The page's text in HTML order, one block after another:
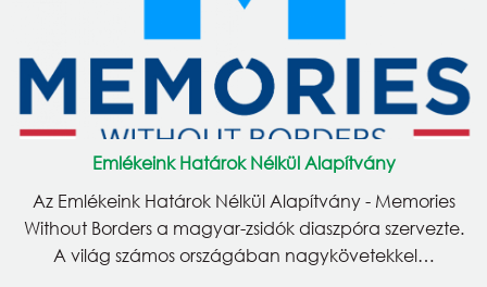
Emlékeink Határok Nélkül Alapítvány
Az Emlékeink Határok Nélkül Alapítvány - Memories
Without Borders a magyar-zsidók diaszpóra szervezte.
A világ számos országában nagykövetekkel…